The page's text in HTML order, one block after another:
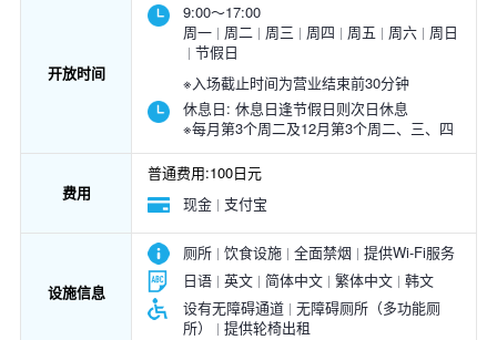
开放时间
9:00～17:00
周一
周二 周三 周四 周五 周六
周日
节假日
※入场截止时间为营业结束前30分钟
休息日: 休息日逢节假日则次日休息
※每月第3个周二及12月第3个周二、三、四
费用
普通费用:100日元
现金
支付宝
设施信息
厕所 饮食设施 全面禁烟
提供Wi-Fi服务
日语 英文 简体中文 繁体中文 韩文
设有无障碍通道 无障碍厕所（多功能厕
所）
提供轮椅出租